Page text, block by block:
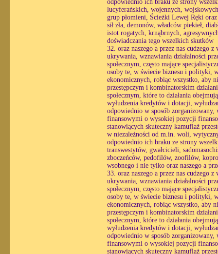
odpowiednio ich braku ze strony
lucyferańskich, wojennych,
grup płomieni, Ścieżki Lewej Ręki
sił zła, demonów, władców piekieł,
istot rogatych, krnąbrnych,
doświadczania tego wszelkich skutków
32. oraz naszego a przez nas cudzego
ukrywania, wznawiania działalności
społecznym, często mające
osoby te, w świecie biznesu i polityki,
ekonomicznych, robiąc wszystko, aby
przestępczym i kombinatorskim
społecznym, które to działania
wyłudzenia kredytów i dotacji,
odpowiednio w sposób
finansowymi o wysokiej pozycji
stanowiących skuteczny kamuflaż
w niezależności od m.in. woli,
odpowiednio ich braku ze strony
transwestytów, gwałcicieli,
zboczeńców, pedofilów, zoofilów,
wsobnego i nie tylko oraz naszego a
33. oraz naszego a przez nas cudzego
ukrywania, wznawiania działalności
społecznym, często mające
osoby te, w świecie biznesu i polityki,
ekonomicznych, robiąc wszystko, aby
przestępczym i kombinatorskim
społecznym, które to działania
wyłudzenia kredytów i dotacji,
odpowiednio w sposób
finansowymi o wysokiej pozycji
stanowiących skuteczny kamuflaż